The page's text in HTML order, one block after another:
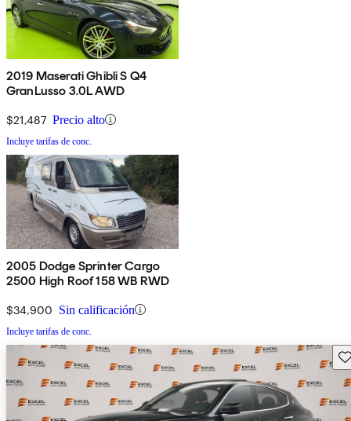
2019 Maserati Ghibli S Q4
GranLusso 3.0L AWD
$21,487 Precio alto
Incluye tarifas de conc.
2005 Dodge Sprinter Cargo
2500 High Roof 158 WB RWD
$34,900 Sin calificación
Incluye tarifas de conc.